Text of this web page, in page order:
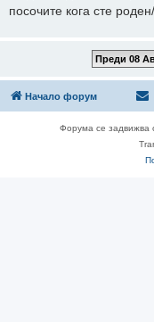
посочите кога сте роден/
Начало форум
Форума се задвижва